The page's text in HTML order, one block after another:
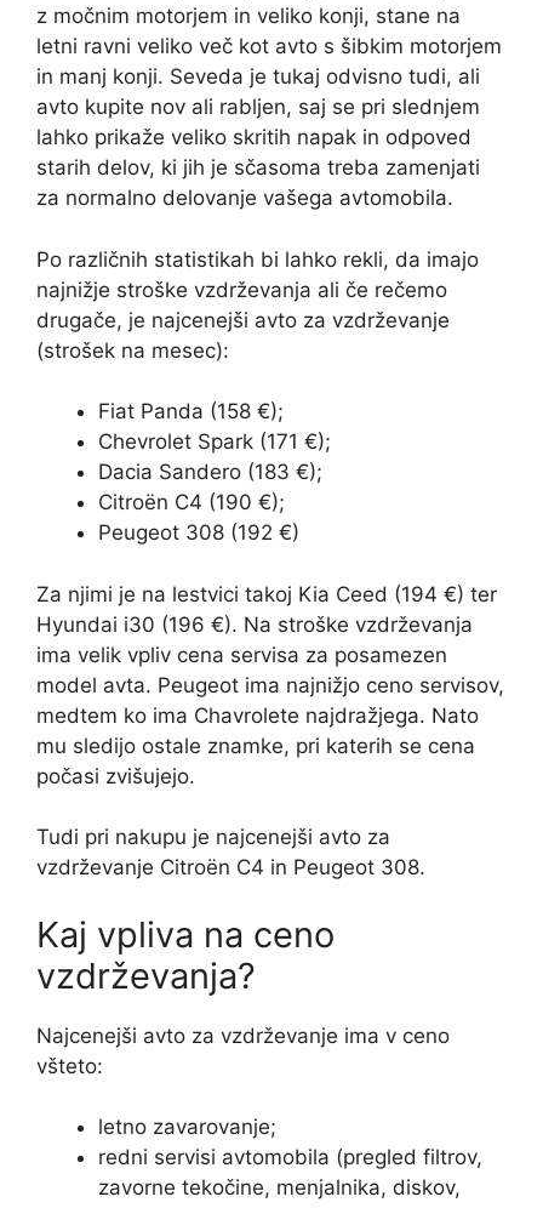
z močnim motorjem in veliko konji, stane na
letni ravni veliko več kot avto s šibkim motorjem
in manj konji. Seveda je tukaj odvisno tudi, ali
avto kupite nov ali rabljen, saj se pri slednjem
lahko prikaže veliko skritih napak in odpoved
starih delov, ki jih je sčasoma treba zamenjati
za normalno delovanje vašega avtomobila.
Po različnih statistikah bi lahko rekli, da imajo
najnižje stroške vzdrževanja ali če rečemo
drugače, je najcenejši avto za vzdrževanje
(strošek na mesec):
Fiat Panda (158 €);
Chevrolet Spark (171 €);
Dacia Sandero (183 €);
Citroën C4 (190 €);
Peugeot 308 (192 €)
Za njimi je na lestvici takoj Kia Ceed (194 €) ter
Hyundai i30 (196 €). Na stroške vzdrževanja
ima velik vpliv cena servisa za posamezen
model avta. Peugeot ima najnižjo ceno servisov,
medtem ko ima Chavrolete najdražjega. Nato
mu sledijo ostale znamke, pri katerih se cena
počasi zvišujejo.
Tudi pri nakupu je najcenejši avto za
vzdrževanje Citroën C4 in Peugeot 308.
Kaj vpliva na ceno
vzdrževanja?
Najcenejši avto za vzdrževanje ima v ceno
všteto:
letno zavarovanje;
redni servisi avtomobila (pregled filtrov,
zavorne tekočine, menjalnika, diskov,